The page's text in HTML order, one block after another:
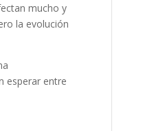
mucho y
la evolución
esperar entre